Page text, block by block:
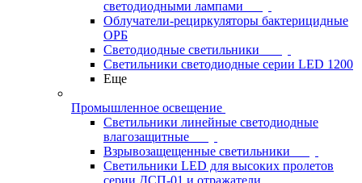
светодиодными лампами
Облучатели-рециркуляторы бактерицидные
ОРБ
Светодиодные светильники
Светильники светодиодные серии LED 1200
Еще
Промышленное освещение
Светильники линейные светодиодные
влагозащитные
Взрывозащещенные светильники
Светильники LED для высоких пролетов
серии ДСП-01 и отражатели